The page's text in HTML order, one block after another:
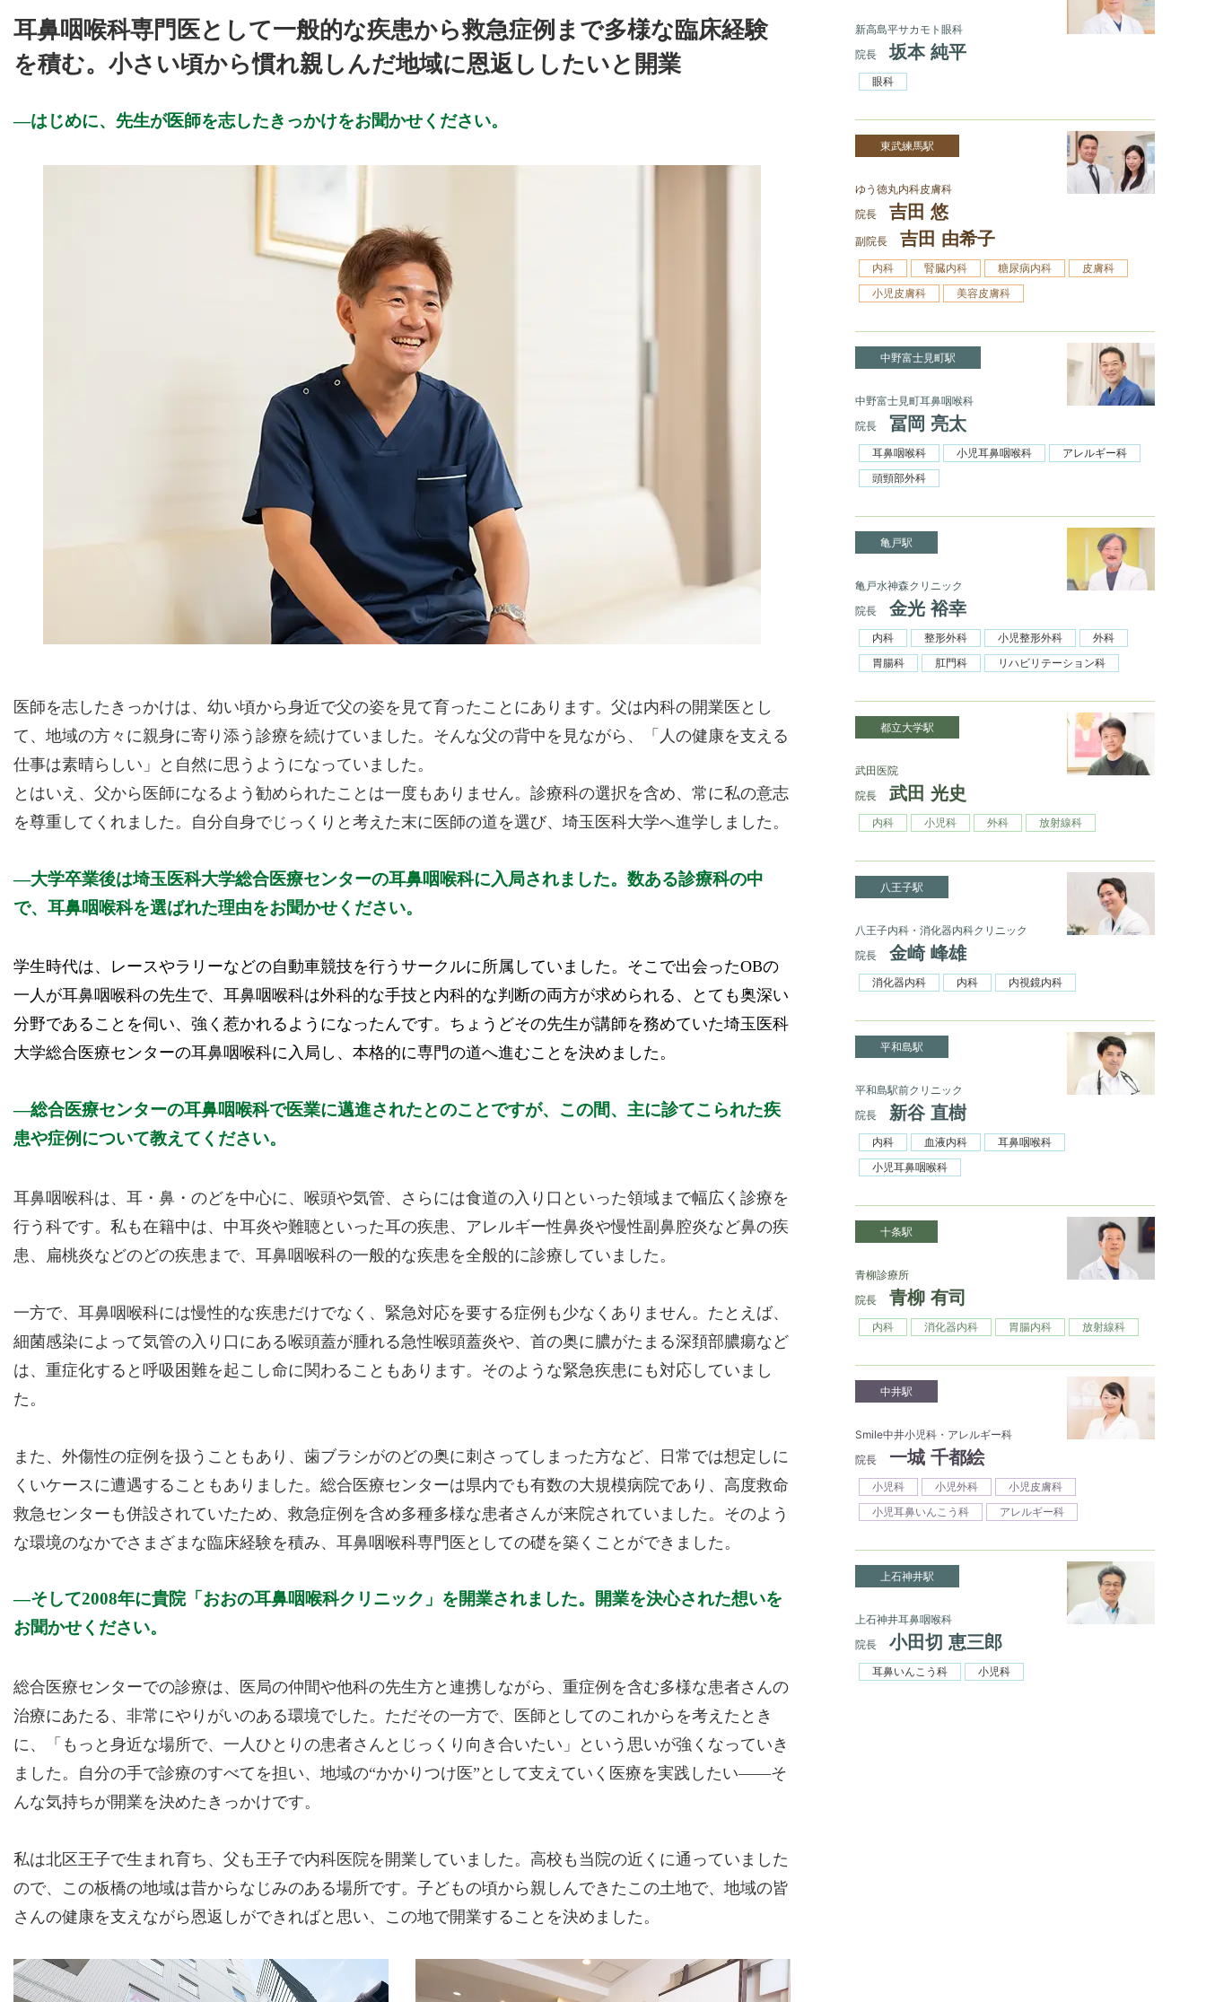
耳鼻咽喉科専門医として一般的な疾患から救急症例まで多様な臨床経験
を積む。小さい頃から慣れ親しんだ地域に恩返ししたいと開業
はじめに、先生が医師を志したきっかけをお聞かせください。
医師を志したきっかけは、幼い頃から身近で父の姿を見て育ったことにあります。父は内科の開業医とし
て、地域の方々に親身に寄り添う診療を続けていました。そんな父の背中を見ながら、「人の健康を支える
仕事は素晴らしい」と自然に思うようになっていました。
とはいえ、父から医師になるよう勧められたことは一度もありません。診療科の選択を含め、常に私の意志
を尊重してくれました。自分自身でじっくりと考えた末に医師の道を選び、埼玉医科大学へ進学しました。
大学卒業後は埼玉医科大学総合医療センターの耳鼻咽喉科に入局されました。数ある診療科の中
で、耳鼻咽喉科を選ばれた理由をお聞かせください。
学生時代は、レースやラリーなどの自動車競技を行うサークルに所属していました。そこで出会ったOBの
一人が耳鼻咽喉科の先生で、耳鼻咽喉科は外科的な手技と内科的な判断の両方が求められる、とても奥深い
分野であることを伺い、強く惹かれるようになったんです。ちょうどその先生が講師を務めていた埼玉医科
大学総合医療センターの耳鼻咽喉科に入局し、本格的に専門の道へ進むことを決めました。
総合医療センターの耳鼻咽喉科で医業に邁進されたとのことですが、この間、主に診てこられた疾
患や症例について教えてください。
耳鼻咽喉科は、耳・鼻・のどを中心に、喉頭や気管、さらには食道の入り口といった領域まで幅広く診療を
行う科です。私も在籍中は、中耳炎や難聴といった耳の疾患、アレルギー性鼻炎や慢性副鼻腔炎など鼻の疾
患、扁桃炎などのどの疾患まで、耳鼻咽喉科の一般的な疾患を全般的に診療していました。
一方で、耳鼻咽喉科には慢性的な疾患だけでなく、緊急対応を要する症例も少なくありません。たとえば、
細菌感染によって気管の入り口にある喉頭蓋が腫れる急性喉頭蓋炎や、首の奥に膿がたまる深頚部膿瘍など
は、重症化すると呼吸困難を起こし命に関わることもあります。そのような緊急疾患にも対応していまし
た。
また、外傷性の症例を扱うこともあり、歯ブラシがのどの奥に刺さってしまった方など、日常では想定しに
くいケースに遭遇することもありました。総合医療センターは県内でも有数の大規模病院であり、高度救命
救急センターも併設されていたため、救急症例を含め多種多様な患者さんが来院されていました。そのよう
な環境のなかでさまざまな臨床経験を積み、耳鼻咽喉科専門医としての礎を築くことができました。
そして2008年に貴院「おおの耳鼻咽喉科クリニック」を開業されました。開業を決心された想いを
お聞かせください。
総合医療センターでの診療は、医局の仲間や他科の先生方と連携しながら、重症例を含む多様な患者さんの
治療にあたる、非常にやりがいのある環境でした。ただその一方で、医師としてのこれからを考えたとき
に、「もっと身近な場所で、一人ひとりの患者さんとじっくり向き合いたい」という思いが強くなっていき
ました。自分の手で診療のすべてを担い、地域の“かかりつけ医”として支えていく医療を実践したい――そ
んな気持ちが開業を決めたきっかけです。
私は北区王子で生まれ育ち、父も王子で内科医院を開業していました。高校も当院の近くに通っていました
ので、この板橋の地域は昔からなじみのある場所です。子どもの頃から親しんできたこの土地で、地域の皆
さんの健康を支えながら恩返しができればと思い、この地で開業することを決めました。
新高島平サカモト眼科
院長
坂本 純平
眼科
東武練馬駅
ゆう徳丸内科皮膚科
院長
吉田 悠
副院長 吉田 由希子
内科 腎臓内科 糖尿病内科
皮膚科
小児皮膚科
美容皮膚科
中野富士見町駅
中野富士見町耳鼻咽喉科
院長
冨岡 亮太
耳鼻咽喉科 小児耳鼻咽喉科
アレルギー科
頭頸部外科
亀戸駅
亀戸水神森クリニック
院長
金光 裕幸
内科 整形外科 小児整形外科
外科
胃腸科
肛門科 リハビリテーション科
都立大学駅
武田医院
院長
武田 光史
内科 小児科 外科 放射線科
八王子駅
八王子内科・消化器内科クリニック
院長
金崎 峰雄
消化器内科 内科 内視鏡内科
平和島駅
平和島駅前クリニック
院長
新谷 直樹
内科 血液内科
耳鼻咽喉科
小児耳鼻咽喉科
十条駅
青柳診療所
院長
青柳 有司
内科 消化器内科 胃腸内科 放射線科
中井駅
Smile中井小児科・アレルギー科
院長
一城 千都絵
小児科 小児外科
小児皮膚科
小児耳鼻いんこう科
アレルギー科
上石神井駅
上石神井耳鼻咽喉科
院長
小田切 恵三郎
耳鼻いんこう科 小児科